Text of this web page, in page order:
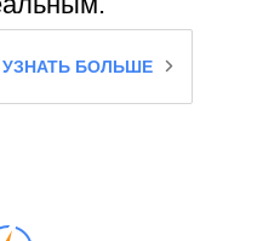
УЗНАТЬ БОЛЬШЕ